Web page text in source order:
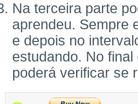
Na terceira parte
aprendeu. Sempre
e depois no
estudando. No
poderá verificar se